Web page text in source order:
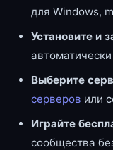
для Windows,
Установите и
Выберите
серверов или
Играйте
сообщества